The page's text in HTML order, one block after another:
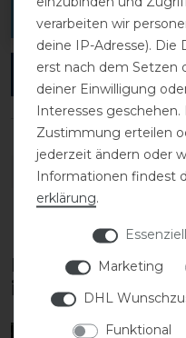
verfassen.
ANMELDEN
DETAILS ZUR
Diese Produkte
interessieren
verarbeiten wir
deine IP-Adresse).
erst nach dem Setzen
deiner Einwilligung
Interesses
Zustimmung erteilen
jederzeit ändern oder
Informationen findest
erklärung.
Essenziell
Marketing
DHL
Funktional